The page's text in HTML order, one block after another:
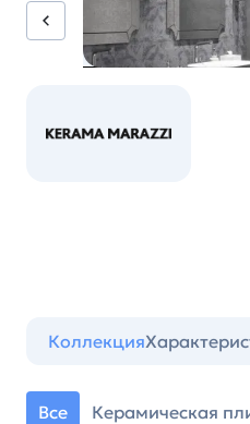
Коллекция
Все Керамическая